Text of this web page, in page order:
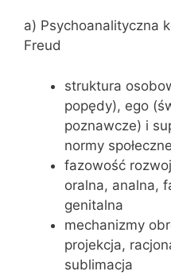
a) Psychoanalityczna
Freud
struktura
popędy), ego
poznawcze) i
normy
fazowość
oralna, analna,
genitalna
mechanizmy
projekcja,
sublimacja